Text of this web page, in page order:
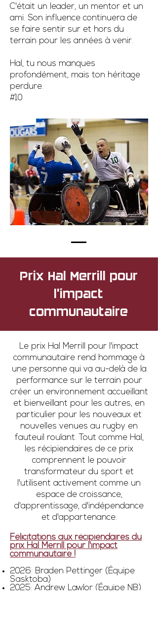
C'était un leader, un mentor et un
ami. Son influence continuera de
se faire sentir sur et hors du
terrain pour les années à venir.
Hal, tu nous manques
profondément, mais ton héritage
perdure.
#10
Prix Hal Merrill pour
l'impact
communautaire
Le prix Hal Merrill pour l'impact
communautaire rend hommage à
une personne qui va au-delà de la
performance sur le terrain pour
créer un environnement accueillant
et bienveillant pour les autres, en
particulier pour les nouveaux et
nouvelles venues au rugby en
fauteuil roulant. Tout comme Hal,
les récipiendaires de ce prix
comprennent le pouvoir
transformateur du sport et
l'utilisent activement comme un
espace de croissance,
d'apprentissage, d'indépendance
et d'appartenance.
Félicitations aux récipiendaires du
prix Hal Merrill pour l'impact
communautaire !
2026: Braden Pettinger (Équipe
Sasktoba)
2025: Andrew Lawlor (Équipe NB)